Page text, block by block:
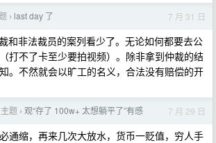
› last day 了 7 月 31 日
和非法裁员的案列看少了。无论如何都要去公
打不了卡至少要拍视频）。除非拿到仲裁的结
。不然就会以旷工的名义，合法没有赔偿的开
题 › 观“存了 100w+ 太想躺平了”有感 7 月 29 日
通缩，再来几次大放水，货币一贬值，穷人手